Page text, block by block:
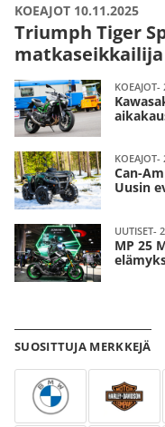
KOEAJOT 10.11.2025
Triumph Tiger
matkaseikkailija
Can-
Uusin
UUTISET-
MP 25
SUOSITTUJA MERKKEJÄ